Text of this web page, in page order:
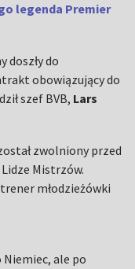
legenda Premier
doszły do
obowiązujący do
szef BVB, Lars
zwolniony przed
Mistrzów.
młodzieżówki
ale po